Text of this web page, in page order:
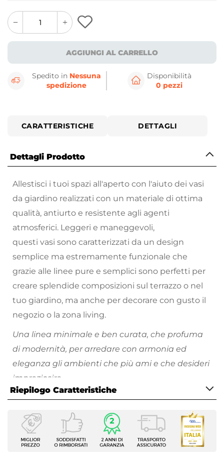
quantity
button
quantity
minus
button
AGGIUNGI AL CARRELLO
Spedito in Nessuna
spedizione
Disponibilità
0 pezzi
CARATTERISTICHE DETTAGLI
Dettagli Prodotto
Allestisci i tuoi spazi all'aperto con l'aiuto dei vasi
da giardino realizzati con un materiale di ottima
qualità, antiurto e resistente agli agenti
atmosferici. Leggeri e maneggevoli,
questi vasi sono caratterizzati da un design
semplice ma estremamente funzionale che
grazie alle linee pure e semplici sono perfetti per
creare splendide composizioni sul terrazzo o nel
tuo giardino, ma anche per decorare con gusto il
negozio o la zona living.
Una linea minimale e ben curata, che profuma
di modernità, per arredare con armonia ed
eleganza gli ambienti che più ami e che desideri
impreziosire.
Scopri tutti i vasi da giardino disponibili e divertiti
a riempire i tuoi spazi all'aperto di piante e fiori
colorati!
Riepilogo Caratteristiche
Caratteristiche
Tipologia
Portavaso